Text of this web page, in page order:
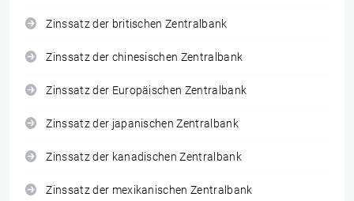
Zinssatz der britischen Zentralbank
Zinssatz der chinesischen Zentralbank
Zinssatz der Europäischen Zentralbank
Zinssatz der japanischen Zentralbank
Zinssatz der kanadischen Zentralbank
Zinssatz der mexikanischen Zentralbank